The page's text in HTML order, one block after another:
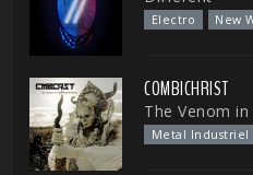
Electro New
COMBICHRIST
The Venom
Metal Industriel